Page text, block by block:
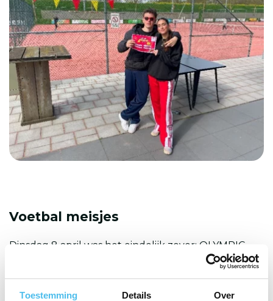
Toestemming Details Over
Voetbal meisjes
Dinsdag 8 april was het eindelijk zover: OLYMPIC
MOVES MEISJESVOETBAL bij V.V. Jonathan! Voor
hadden we voldoende enthousiaste aanmeldingen